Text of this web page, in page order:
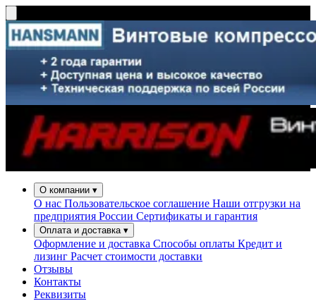
О компании ▾
О нас Пользовательское соглашение Наши отгрузки на
предприятия России Сертификаты и гарантия
Оплата и доставка ▾
Оформление и доставка Способы оплаты Кредит и
лизинг Расчет стоимости доставки
Отзывы
Контакты
Реквизиты